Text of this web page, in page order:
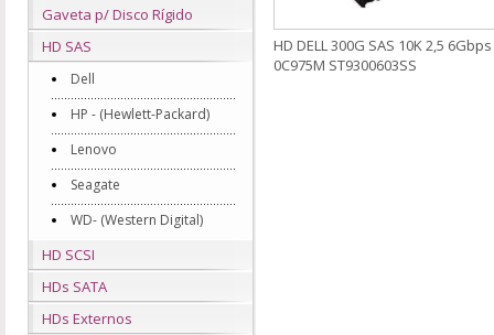
Gaveta p/ Disco Rígido
HD SAS
Dell
HP - (Hewlett-Packard)
Lenovo
Seagate
WD- (Western Digital)
HD SCSI
HDs SATA
HDs Externos
HD DELL 300G SAS 10K 2,5 6Gbps
0C975M ST9300603SS